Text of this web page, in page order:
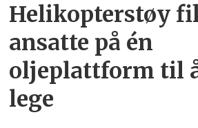
Helikopterstøy
ansatte på én
oljeplattform til
lege